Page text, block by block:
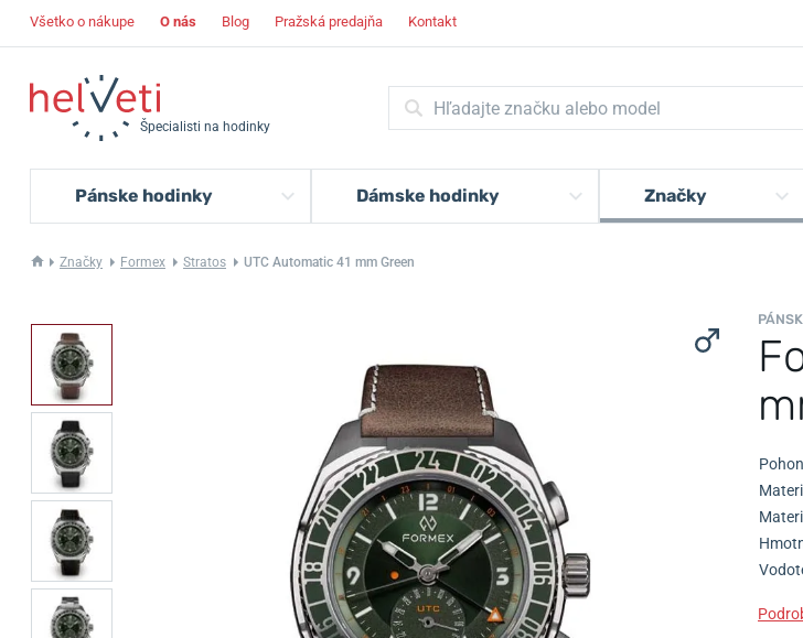
Všetko o nákupe O nás Blog Pražská predajňa Kontakt
Špecialisti na hodinky
Pánske hodinky Dámske hodinky Značky
Značky Formex Stratos UTC Automatic 41 mm Green
Pohon